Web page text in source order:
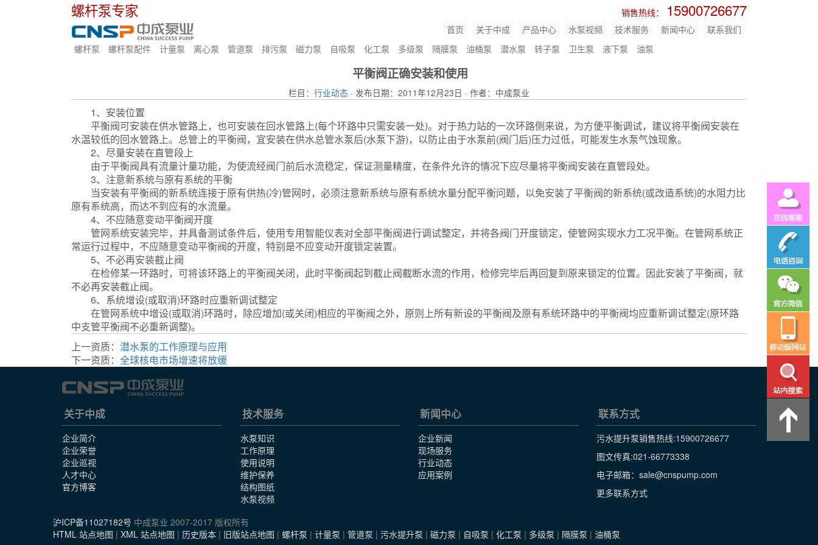
螺杆泵专家 销售热线： 15900726677
首页 关于中成 产品中心 水泵视频 技术服务 新闻中心
联系我们
螺杆泵
螺杆泵配件 计量泵 离心泵 管道泵 排污泵 磁力泵 自吸泵 化工泵 多级泵 隔膜泵 油桶泵 潜水泵 转子泵 卫生泵 液下泵 油泵
平衡阀正确安装和使用
栏目： 行业动态 · 发布日期：2011年12月23日 · 作者：中成泵业
1、安装位置
平衡阀可安装在供水管路上，也可安装在回水管路上(每个环路中只需安装一处)。对于热力站的一次环路侧来说，为方便平衡调试，建议将平衡阀安装在
水温较低的回水管路上。总管上的平衡阀，宜安装在供水总管水泵后(水泵下游)，以防止由于水泵前(阀门后)压力过低，可能发生水泵气蚀现象。
2、尽量安装在直管段上
由于平衡阀具有流量计量功能，为使流经阀门前后水流稳定，保证测量精度，在条件允许的情况下应尽量将平衡阀安装在直管段处。
3、注意新系统与原有系统的平衡
当安装有平衡阀的新系统连接于原有供热(冷)管网时，必须注意新系统与原有系统水量分配平衡问题，以免安装了平衡阀的新系统(或改造系统)的水阻力比
原有系统高，而达不到应有的水流量。
4、不应随意变动平衡阀开度
管网系统安装完毕，并具备测试条件后，使用专用智能仪表对全部平衡阀进行调试整定，并将各阀门开度锁定，使管网实现水力工况平衡。在管网系统正
常运行过程中，不应随意变动平衡阀的开度，特别是不应变动开度锁定装置。
5、不必再安装截止阀
在检修某一环路时，可将该环路上的平衡阀关闭，此时平衡阀起到截止阀截断水流的作用，检修完毕后再回复到原来锁定的位置。因此安装了平衡阀，就
不必再安装截止阀。
6、系统增设(或取消)环路时应重新调试整定
在管网系统中增设(或取消)环路时，除应增加(或关闭)相应的平衡阀之外，原则上所有新设的平衡阀及原有系统环路中的平衡阀均应重新调试整定(原环路
中支管平衡阀不必重新调整)。
上一资质： 潜水泵的工作原理与应用
下一资质： 全球核电市场增速将放缓
关于中成
企业简介
企业荣誉
企业巡视
人才中心
官方博客
技术服务
水泵知识
工作原理
使用说明
维护保养
结构图纸
水泵视频
新闻中心
企业新闻
现场服务
行业动态
应用案例
联系方式
污水提升泵销售热线:15900726677
图文传真:021-66773338
电子邮箱：sale@cnspump.com
更多联系方式
沪ICP备11027182号 中成泵业 2007-2017 版权所有
HTML 站点地图 | XML 站点地图 | 历史版本 | 旧版站点地图 | 螺杆泵 | 计量泵 | 管道泵 | 污水提升泵 | 磁力泵 | 自吸泵 | 化工泵 | 多级泵 | 隔膜泵 | 油桶泵